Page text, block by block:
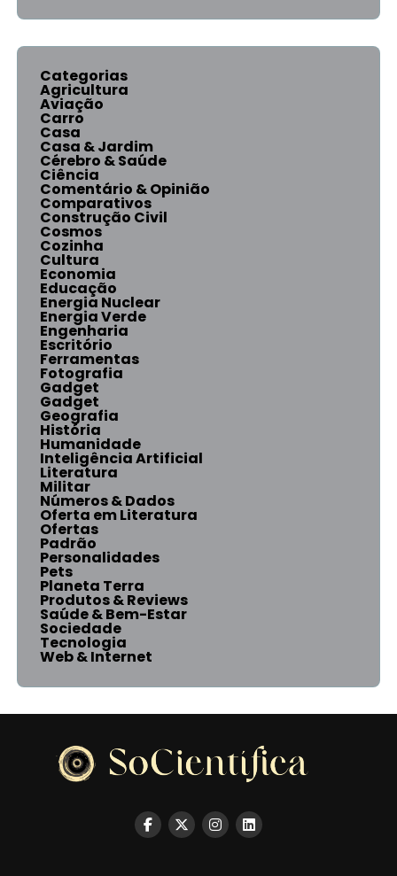
Categorias
Agricultura
Aviação
Carro
Casa
Casa & Jardim
Cérebro & Saúde
Ciência
Comentário & Opinião
Comparativos
Construção Civil
Cosmos
Cozinha
Cultura
Economia
Educação
Energia Nuclear
Energia Verde
Engenharia
Escritório
Ferramentas
Fotografia
Gadget
Gadget
Geografia
História
Humanidade
Inteligência Artificial
Literatura
Militar
Números & Dados
Oferta em Literatura
Ofertas
Padrão
Personalidades
Pets
Planeta Terra
Produtos & Reviews
Saúde & Bem-Estar
Sociedade
Tecnologia
Web & Internet